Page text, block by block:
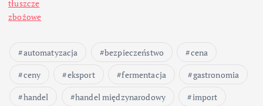
tłuszcze
zbożowe
automatyzacja bezpieczeństwo
cena
ceny
eksport fermentacja
gastronomia
handel
handel międzynarodowy
import